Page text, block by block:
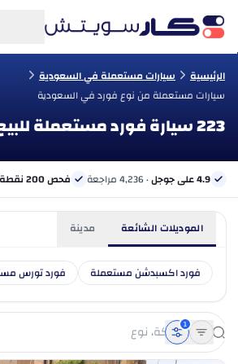
الرئيسية
سيارات مستعملة في السعودية
سيارات مستعملة من نوع فورد في السعودية
223 سيارة فورد مستعملة للبيع في السعودية
4.9 على جوجل · 4,236 مراجعة فحص 200 نقطة
الموديلات الشائعة مدينة
فورد اكسبدشن مستعملة فورد تورس
1